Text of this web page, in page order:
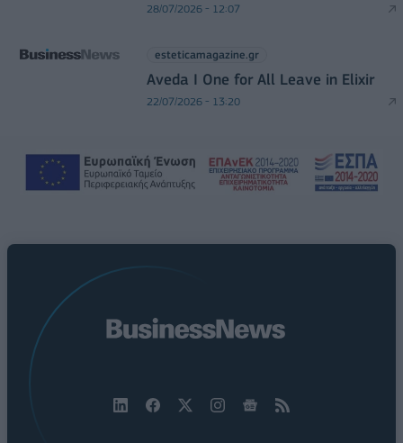
28/07/2026 - 12:07
esteticamagazine.gr
Aveda I One for All Leave in Elixir
22/07/2026 - 13:20